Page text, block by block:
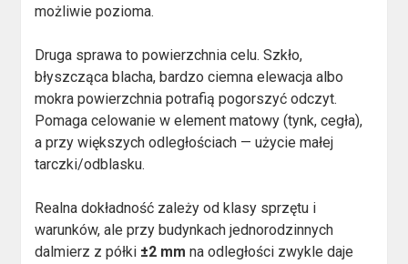
możliwie pozioma.
Druga sprawa to powierzchnia celu. Szkło,
błyszcząca blacha, bardzo ciemna elewacja albo
mokra powierzchnia potrafią pogorszyć odczyt.
Pomaga celowanie w element matowy (tynk, cegła),
a przy większych odległościach — użycie małej
tarczki/odblasku.
Realna dokładność zależy od klasy sprzętu i
warunków, ale przy budynkach jednorodzinnych
dalmierz z półki ±2 mm na odległości zwykle daje